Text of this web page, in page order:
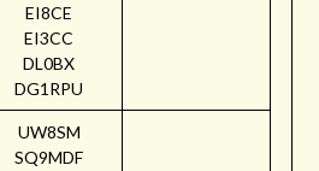
EI8CE
EI3CC
DL0BX
DG1RPU
UW8SM
SQ9MDF